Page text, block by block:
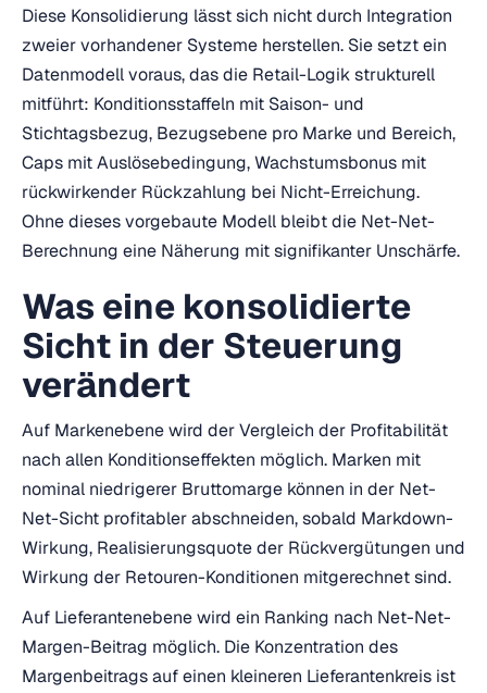
Diese Konsolidierung lässt sich nicht durch Integration
zweier vorhandener Systeme herstellen. Sie setzt ein
Datenmodell voraus, das die Retail-Logik strukturell
mitführt: Konditionsstaffeln mit Saison- und
Stichtagsbezug, Bezugsebene pro Marke und Bereich,
Caps mit Auslösebedingung, Wachstumsbonus mit
rückwirkender Rückzahlung bei Nicht-Erreichung.
Ohne dieses vorgebaute Modell bleibt die Net-Net-
Berechnung eine Näherung mit signifikanter Unschärfe.
Was eine konsolidierte
Sicht in der Steuerung
verändert
Auf Markenebene wird der Vergleich der Profitabilität
nach allen Konditionseffekten möglich. Marken mit
nominal niedrigerer Bruttomarge können in der Net-
Net-Sicht profitabler abschneiden, sobald Markdown-
Wirkung, Realisierungsquote der Rückvergütungen und
Wirkung der Retouren-Konditionen mitgerechnet sind.
Auf Lieferantenebene wird ein Ranking nach Net-Net-
Margen-Beitrag möglich. Die Konzentration des
Margenbeitrags auf einen kleineren Lieferantenkreis ist